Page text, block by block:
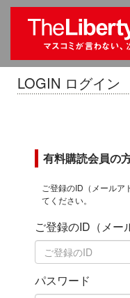
LOGIN ログイン
有料購読会員の
ご登録のID（メールア
てください。
ご登録のID（メー
パスワード